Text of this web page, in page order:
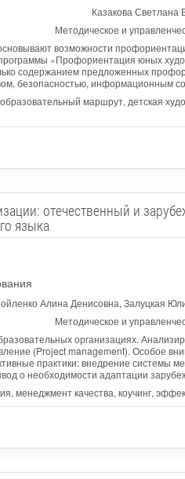
Казакова Светлана
Методическое и
возможности
«Профориентация юных
содержанием предложенных
безопасностью, информационным
маршрут, детская
отечественный и
языка
Алина Денисовна, Залуцкая
Методическое и
организациях.
(Project management). Особое
практики: внедрение системы
о необходимости адаптации
менеджмент качества, коучинг,